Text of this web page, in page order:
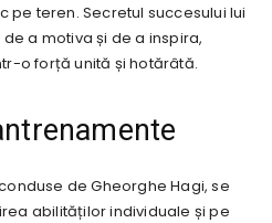
teren. Secretul succesului lui
a motiva și de a inspira,
o forță unită și hotărâtă.
de Gheorghe Hagi, se
abilităților individuale și pe